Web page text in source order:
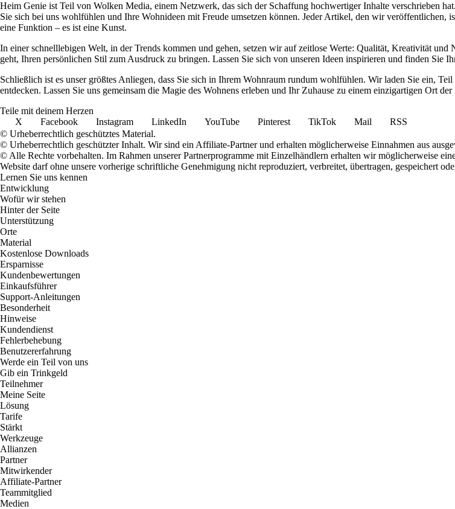
Heim Genie ist Teil von Wolken Media, einem Netzwerk, das sich der Schaffung hochwertiger Inhalte verschrieben
Sie sich bei uns wohlfühlen und Ihre Wohnideen mit Freude umsetzen können. Jeder Artikel, den wir veröffentlichen,
eine Funktion – es ist eine Kunst.
In einer schnelllebigen Welt, in der Trends kommen und gehen, setzen wir auf zeitlose Werte: Qualität, Kreativität
geht, Ihren persönlichen Stil zum Ausdruck zu bringen. Lassen Sie sich von unseren Ideen inspirieren und finden Sie
Schließlich ist es unser größtes Anliegen, dass Sie sich in Ihrem Wohnraum rundum wohlfühlen. Wir laden Sie ein,
entdecken. Lassen Sie uns gemeinsam die Magie des Wohnens erleben und Ihr Zuhause zu einem einzigartigen Ort
Teile mit deinem Herzen
X
Facebook Instagram LinkedIn YouTube Pinterest TikTok Mail
RSS
© Urheberrechtlich geschütztes Material.
© Urheberrechtlich geschützter Inhalt. Wir sind ein Affiliate-Partner und erhalten möglicherweise Einnahmen aus
© Alle Rechte vorbehalten. Im Rahmen unserer Partnerprogramme mit Einzelhändlern erhalten wir möglicherweise
Website darf ohne unsere vorherige schriftliche Genehmigung nicht reproduziert, verbreitet, übertragen, gespeichert
Lernen Sie uns kennen
Entwicklung
Wofür wir stehen
Hinter der Seite
Unterstützung
Orte
Material
Kostenlose Downloads
Ersparnisse
Kundenbewertungen
Einkaufsführer
Support-Anleitungen
Besonderheit
Hinweise
Kundendienst
Fehlerbehebung
Benutzererfahrung
Werde ein Teil von uns
Gib ein Trinkgeld
Teilnehmer
Meine Seite
Lösung
Tarife
Stärkt
Werkzeuge
Allianzen
Partner
Mitwirkender
Affiliate-Partner
Teammitglied
Medien